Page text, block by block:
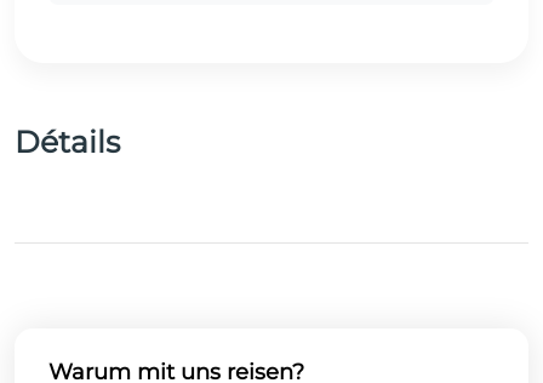
Détails
Warum mit uns reisen?